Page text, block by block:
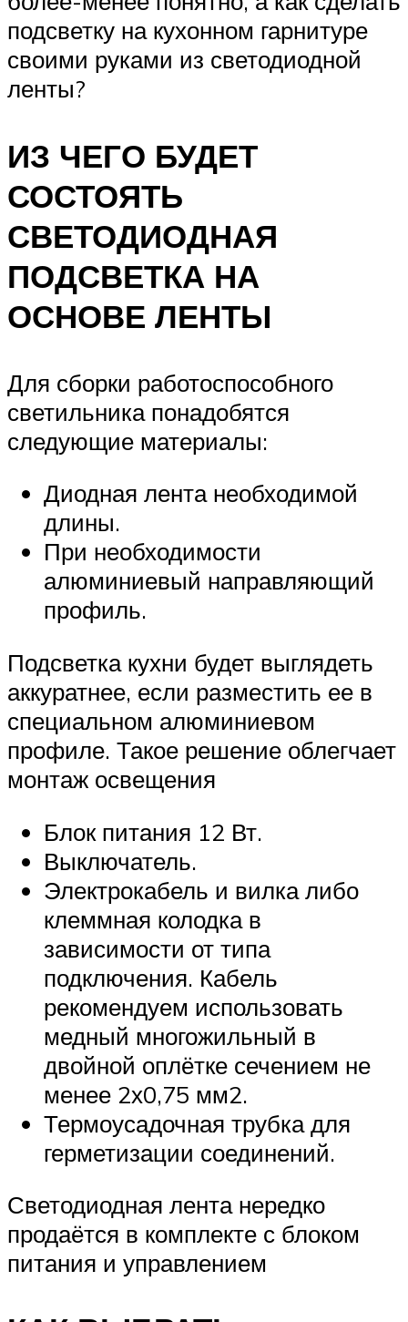
подсветку на кухонном гарнитуре
своими руками из светодиодной
ленты?
ИЗ ЧЕГО БУДЕТ
СОСТОЯТЬ
СВЕТОДИОДНАЯ
ПОДСВЕТКА НА
ОСНОВЕ ЛЕНТЫ
Для сборки работоспособного
светильника понадобятся
следующие материалы:
Диодная лента необходимой
длины.
При необходимости
алюминиевый направляющий
профиль.
Подсветка кухни будет выглядеть
аккуратнее, если разместить ее в
специальном алюминиевом
профиле. Такое решение облегчает
монтаж освещения
Блок питания 12 Вт.
Выключатель.
Электрокабель и вилка либо
клеммная колодка в
зависимости от типа
подключения. Кабель
рекомендуем использовать
медный многожильный в
двойной оплётке сечением не
менее 2х0,75 мм2.
Термоусадочная трубка для
герметизации соединений.
Светодиодная лента нередко
продаётся в комплекте с блоком
питания и управлением